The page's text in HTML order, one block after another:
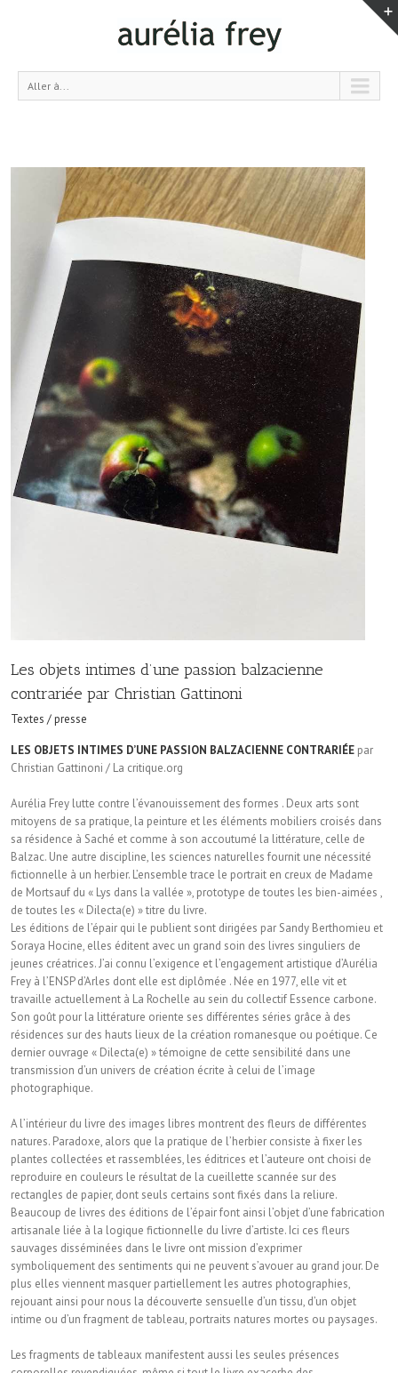
Aller à...
Les objets intimes d’une passion balzacienne
contrariée par Christian Gattinoni
Textes / presse
LES OBJETS INTIMES D’UNE PASSION BALZACIENNE CONTRARIÉE par
Christian Gattinoni / La critique.org
Aurélia Frey lutte contre l’évanouissement des formes . Deux arts sont
mitoyens de sa pratique, la peinture et les éléments mobiliers croisés dans
sa résidence à Saché et comme à son accoutumé la littérature, celle de
Balzac. Une autre discipline, les sciences naturelles fournit une nécessité
fictionnelle à un herbier. L’ensemble trace le portrait en creux de Madame
de Mortsauf du « Lys dans la vallée », prototype de toutes les bien-aimées ,
de toutes les « Dilecta(e) » titre du livre.
Les éditions de l’épair qui le publient sont dirigées par Sandy Berthomieu et
Soraya Hocine, elles éditent avec un grand soin des livres singuliers de
jeunes créatrices. J’ai connu l’exigence et l’engagement artistique d’Aurélia
Frey à l’ENSP d’Arles dont elle est diplômée . Née en 1977, elle vit et
travaille actuellement à La Rochelle au sein du collectif Essence carbone.
Son goût pour la littérature oriente ses différentes séries grâce à des
résidences sur des hauts lieux de la création romanesque ou poétique. Ce
dernier ouvrage « Dilecta(e) » témoigne de cette sensibilité dans une
transmission d’un univers de création écrite à celui de l’image
photographique.
A l’intérieur du livre des images libres montrent des fleurs de différentes
natures. Paradoxe, alors que la pratique de l’herbier consiste à fixer les
plantes collectées et rassemblées, les éditrices et l’auteure ont choisi de
reproduire en couleurs le résultat de la cueillette scannée sur des
rectangles de papier, dont seuls certains sont fixés dans la reliure.
Beaucoup de livres des éditions de l’épair font ainsi l’objet d’une fabrication
artisanale liée à la logique fictionnelle du livre d’artiste. Ici ces fleurs
sauvages disséminées dans le livre ont mission d’exprimer
symboliquement des sentiments qui ne peuvent s’avouer au grand jour. De
plus elles viennent masquer partiellement les autres photographies,
rejouant ainsi pour nous la découverte sensuelle d’un tissu, d’un objet
intime ou d’un fragment de tableau, portraits natures mortes ou paysages.
Les fragments de tableaux manifestent aussi les seules présences